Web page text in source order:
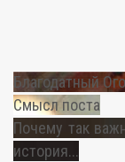
Благодатный
Смысл поста
Почему так
история...